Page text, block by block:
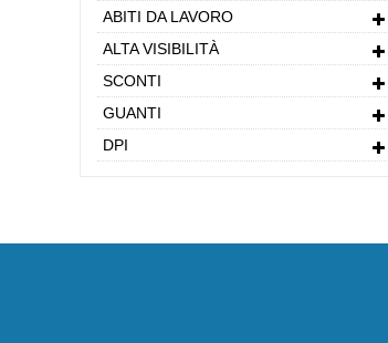
ABITI DA LAVORO
ALTA VISIBILITÀ
SCONTI
GUANTI
DPI